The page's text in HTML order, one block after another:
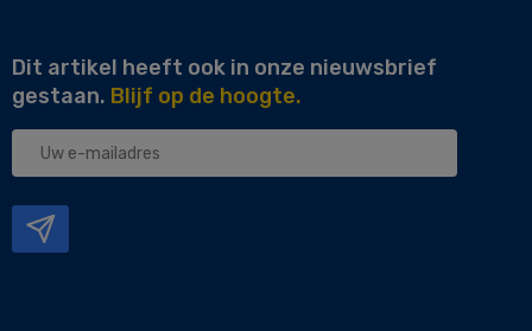
Dit artikel heeft ook in onze nieuwsbrief
gestaan. Blijf op de hoogte.
Uw